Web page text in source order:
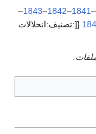
–
1841
–
1842
–
1843
–
[[:تصنيف:انحلالات